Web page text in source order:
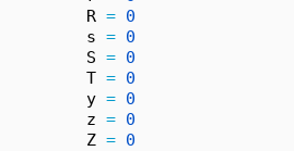
R = 0
s = 0
S = 0
T = 0
y = 0
z = 0
Z = 0